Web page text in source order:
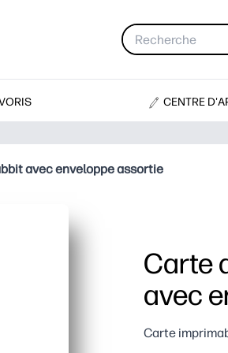
CENTRE
avec enveloppe assortie
Carte
avec
Carte